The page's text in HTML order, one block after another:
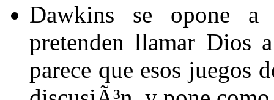
Dawkins se opone a
pretenden llamar Dios
parece que esos juegos